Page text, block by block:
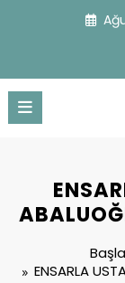
ENSARLA